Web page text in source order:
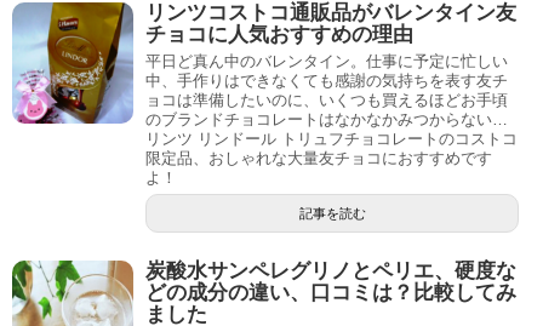
リンツコストコ通販品がバレンタイン友
チョコに人気おすすめの理由
平日ど真ん中のバレンタイン。仕事に予定に忙しい
中、手作りはできなくても感謝の気持ちを表す友チ
ョコは準備したいのに、いくつも買えるほどお手頃
のブランドチョコレートはなかなかみつからない…
リンツ リンドール トリュフチョコレートのコストコ
限定品、おしゃれな大量友チョコにおすすめです
よ！
記事を読む
炭酸水サンペレグリノとペリエ、硬度な
どの成分の違い、口コミは？比較してみ
ました